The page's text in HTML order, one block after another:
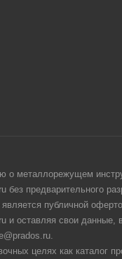
о металлорежущем
без предварительного
публичной
оставляя свои данные,
целях как каталог